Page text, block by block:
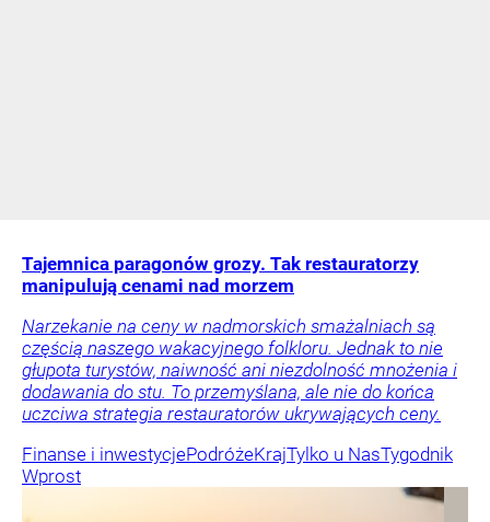
Tajemnica paragonów grozy. Tak restauratorzy
manipulują cenami nad morzem
Narzekanie na ceny w nadmorskich smażalniach są
częścią naszego wakacyjnego folkloru. Jednak to nie
głupota turystów, naiwność ani niezdolność mnożenia i
dodawania do stu. To przemyślana, ale nie do końca
uczciwa strategia restauratorów ukrywających ceny.
Finanse i inwestycjePodróżeKrajTylko u NasTygodnik
Wprost